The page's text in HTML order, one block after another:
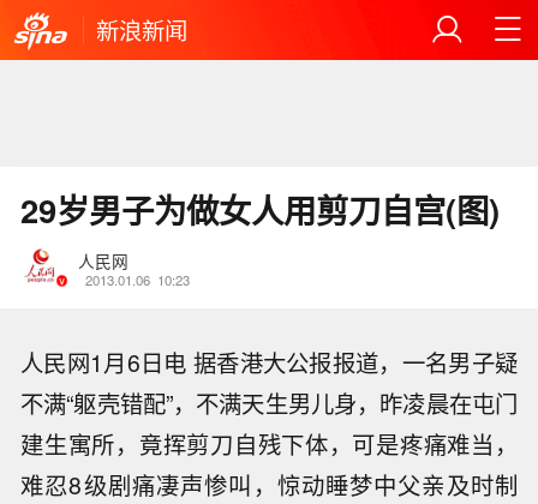
新浪新闻
29岁男子为做女人用剪刀自宫(图)
人民网
2013.01.06 10:23
人民网1月6日电 据香港大公报报道，一名男子疑
不满“躯壳错配”，不满天生男儿身，昨凌晨在屯门
建生寓所，竟挥剪刀自残下体，可是疼痛难当，
难忍8级剧痛凄声惨叫，惊动睡梦中父亲及时制